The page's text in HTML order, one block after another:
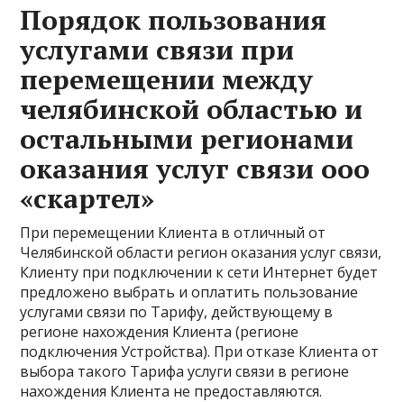
Порядок пользования
услугами связи при
перемещении между
челябинской областью и
остальными регионами
оказания услуг связи ооо
«скартел»
При перемещении Клиента в отличный от
Челябинской области регион оказания услуг связи,
Клиенту при подключении к сети Интернет будет
предложено выбрать и оплатить пользование
услугами связи по Тарифу, действующему в
регионе нахождения Клиента (регионе
подключения Устройства). При отказе Клиента от
выбора такого Тарифа услуги связи в регионе
нахождения Клиента не предоставляются.